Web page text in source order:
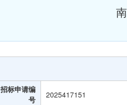
评标结果公示
项目公告
中
采购需
招标申请编
号
2025417151